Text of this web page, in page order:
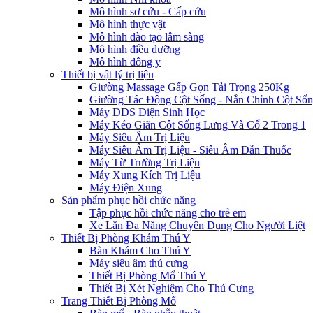
Mô hình sơ cứu - Cấp cứu
Mô hình thực vật
Mô hình đào tạo lâm sàng
Mô hình điều dưỡng
Mô hình đông y
Thiết bị vật lý trị liệu
Giường Massage Gấp Gọn Tải Trọng 250Kg
Giường Tác Động Cột Sống - Nắn Chỉnh Cột
Máy DDS Điện Sinh Học
Máy Kéo Giãn Cột Sống Lưng Và Cổ 2 Trong 1
Máy Siêu Âm Trị Liệu
Máy Siêu Âm Trị Liệu - Siêu Âm Dẫn Thuốc
Máy Từ Trường Trị Liệu
Máy Xung Kích Trị Liệu
Máy Điện Xung
Sản phẩm phục hồi chức năng
Tập phục hồi chức năng cho trẻ em
Xe Lăn Đa Năng Chuyên Dụng Cho Người Liệt
Thiết Bị Phòng Khám Thú Y
Bàn Khám Cho Thú Y
Máy siêu âm thú cưng
Thiết Bị Phòng Mổ Thú Y
Thiết Bị Xét Nghiệm Cho Thú Cưng
Trang Thiết Bị Phòng Mổ